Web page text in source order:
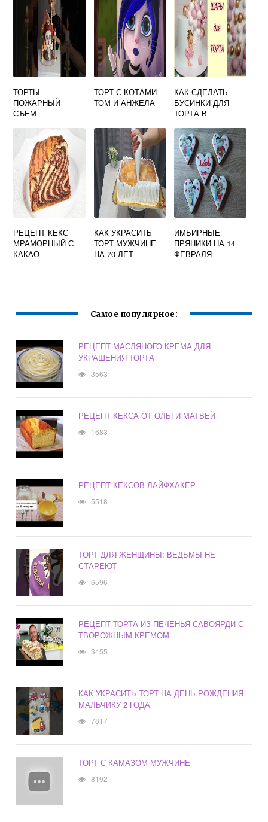
ТОРТЫ
ПОЖАРНЫЙ
СЪЕМ
ТОРТ С КОТАМИ
ТОМ И АНЖЕЛА
КАК СДЕЛАТЬ
БУСИНКИ ДЛЯ
ТОРТА В
УСЛОВИЯХ
РЕЦЕПТ КЕКС
МРАМОРНЫЙ С
КАКАО
КАК УКРАСИТЬ
ТОРТ МУЖЧИНЕ
НА 70 ЛЕТ
ИМБИРНЫЕ
ПРЯНИКИ НА 14
ФЕВРАЛЯ
Самое популярное:
РЕЦЕПТ МАСЛЯНОГО КРЕМА ДЛЯ
УКРАШЕНИЯ ТОРТА
3563
РЕЦЕПТ КЕКСА ОТ ОЛЬГИ МАТВЕЙ
1683
РЕЦЕПТ КЕКСОВ ЛАЙФХАКЕР
5518
ТОРТ ДЛЯ ЖЕНЩИНЫ: ВЕДЬМЫ НЕ
СТАРЕЮТ
6596
РЕЦЕПТ ТОРТА ИЗ ПЕЧЕНЬЯ САВОЯРДИ С
ТВОРОЖНЫМ КРЕМОМ
3455
КАК УКРАСИТЬ ТОРТ НА ДЕНЬ РОЖДЕНИЯ
МАЛЬЧИКУ 2 ГОДА
7817
ТОРТ С КАМАЗОМ МУЖЧИНЕ
8192